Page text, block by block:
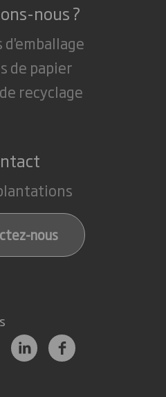
nous ?
de papier
recyclage
nous